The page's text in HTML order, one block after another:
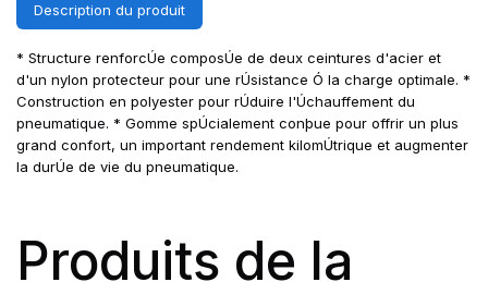
Description du produit
* Structure renforcÚe composÚe de deux ceintures d'acier et
d'un nylon protecteur pour une rÚsistance Ó la charge optimale. *
Construction en polyester pour rÚduire l'Úchauffement du
pneumatique. * Gomme spÚcialement conþue pour offrir un plus
grand confort, un important rendement kilomÚtrique et augmenter
la durÚe de vie du pneumatique.
Produits de la